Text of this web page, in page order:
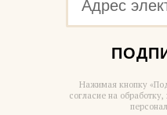
Нажимая кнопку
согласие на